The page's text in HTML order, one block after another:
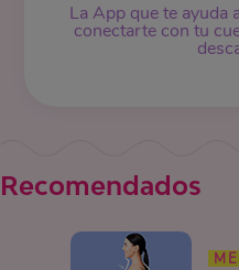
La App que te ayuda
conectarte con tu
Recomendados